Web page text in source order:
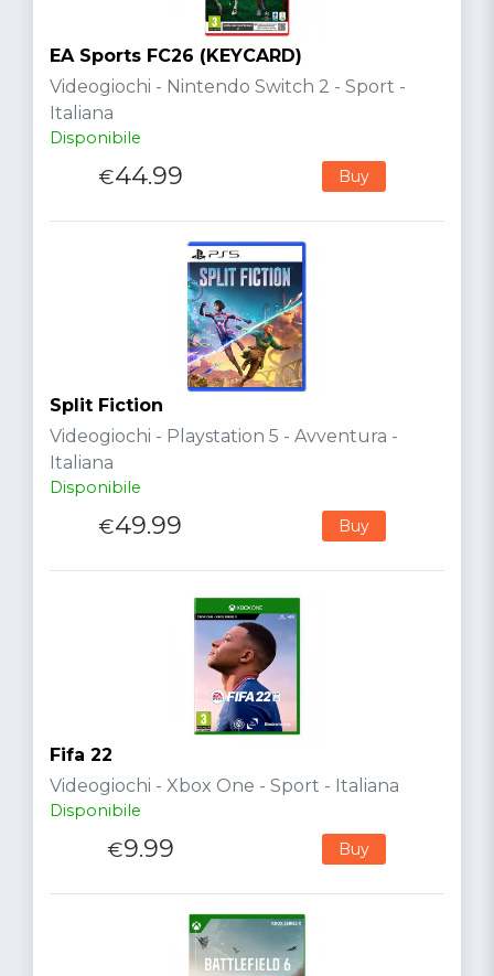
EA Sports FC26 (KEYCARD)
Videogiochi - Nintendo Switch 2 - Sport -
Italiana
Disponibile
€44.99 Buy
Split Fiction
Videogiochi - Playstation 5 - Avventura -
Italiana
Disponibile
€49.99 Buy
Fifa 22
Videogiochi - Xbox One - Sport - Italiana
Disponibile
€9.99 Buy